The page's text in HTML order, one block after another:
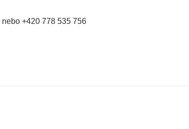
nebo +420 778 535 756